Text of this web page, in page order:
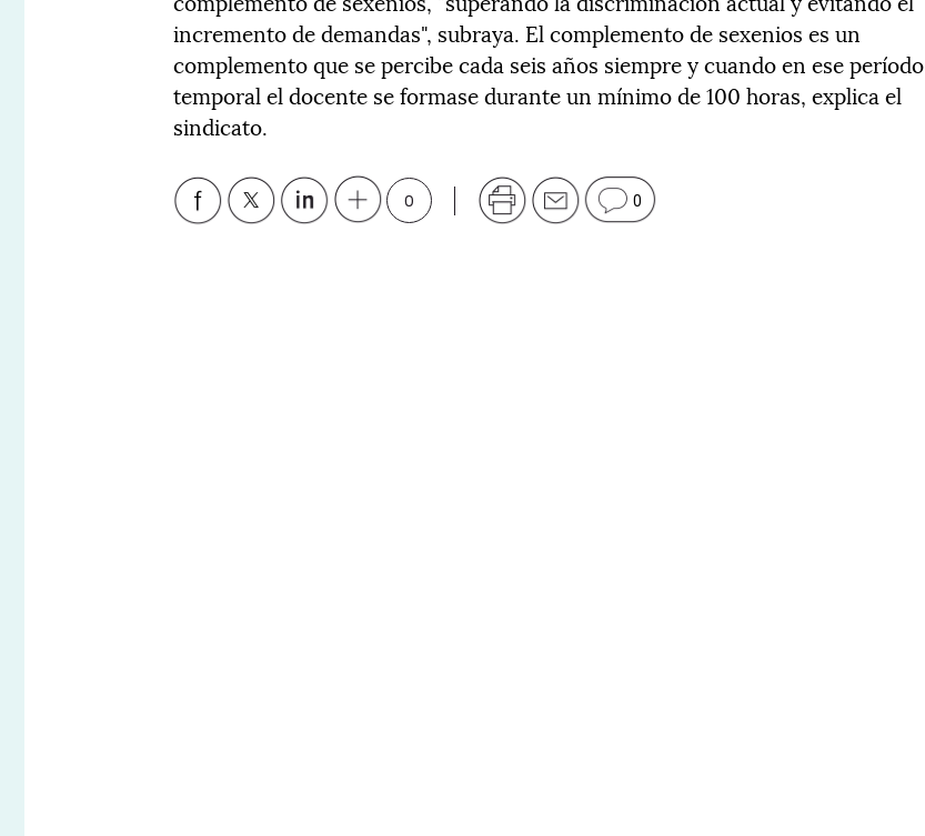
incremento de demandas", subraya. El complemento de sexenios es un
complemento que se percibe cada seis años siempre y cuando en ese período
temporal el docente se formase durante un mínimo de 100 horas, explica el
sindicato.
0 0